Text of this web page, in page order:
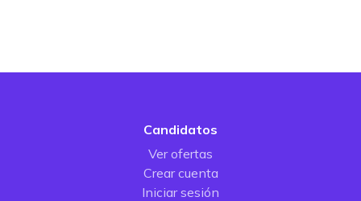
Candidatos
Ver ofertas
Crear cuenta
Iniciar sesión